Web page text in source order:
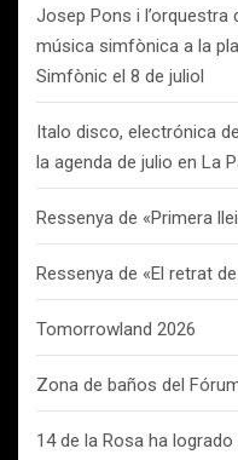
Josep Pons i l’orquestra
música simfònica a la
Simfònic el 8 de juliol
Italo disco, electrónica
la agenda de julio en La
Ressenya de «Primera
Ressenya de «El retrat
Tomorrowland 2026
Zona de baños del
14 de la Rosa ha logrado